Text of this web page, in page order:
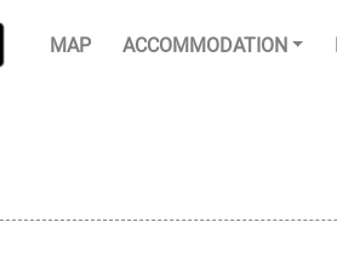
MAP ACCOMMODATION